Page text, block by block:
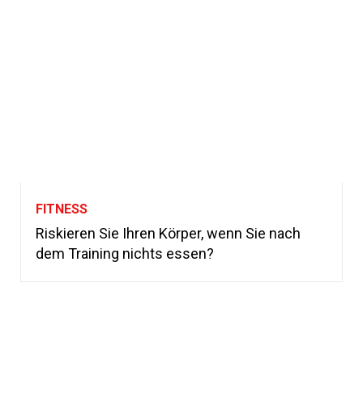
FITNESS
Riskieren Sie Ihren Körper, wenn Sie nach
dem Training nichts essen?